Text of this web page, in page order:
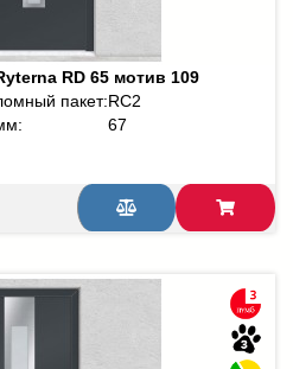
RD 65 мотив 109
пакет:RC2
67